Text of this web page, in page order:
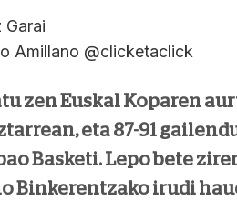
Garai
Amillano @clicketaclick
zen Euskal Koparen
eta 87-91
Basketi. Lepo bete
Binkerentzako irudi